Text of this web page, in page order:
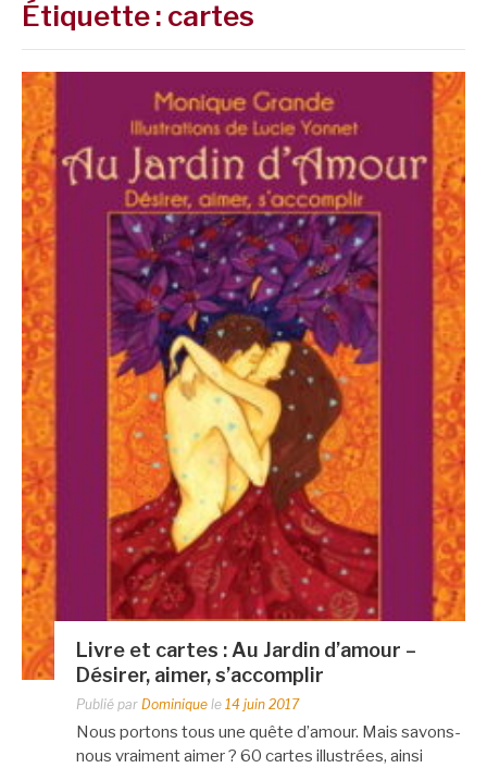
Étiquette : cartes
Livre et cartes : Au Jardin d’amour –
Désirer, aimer, s’accomplir
Publié par Dominique le 14 juin 2017
Nous portons tous une quête d’amour. Mais savons-
nous vraiment aimer ? 60 cartes illustrées, ainsi